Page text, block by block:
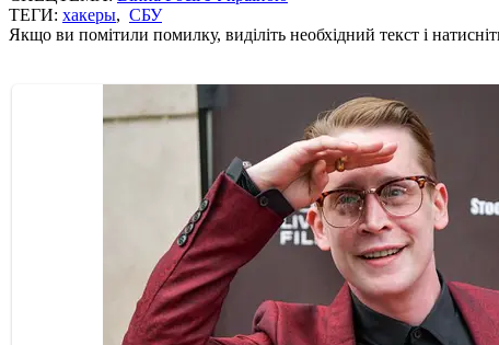
ТЕГИ: хакеры, СБУ
Якщо ви помітили помилку, виділіть необхідний текст і